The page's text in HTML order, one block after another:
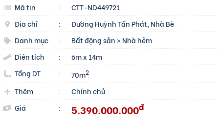
Mã tin :
CTT-ND449721
Địa chỉ
:
Đường Huỳnh Tấn Phát, Nhà Bè
Danh mục
: Bất động sản > Nhà hẻm
Diện tích
:
6m x 14m
Tổng DT
: 70m2
Thêm :
Chính chủ
Giá
: 5.390.000.000đ